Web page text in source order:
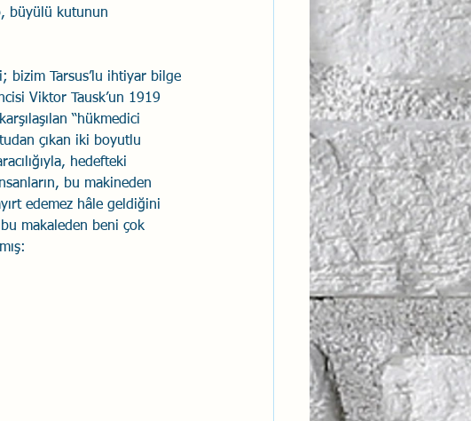
büyülü kutunun
bizim Tarsus’lu ihtiyar bilge
Viktor Tausk’un 1919
“hükmedici
çıkan iki boyutlu
hedefteki
bu makineden
edemez hâle geldiğini
makaleden beni çok